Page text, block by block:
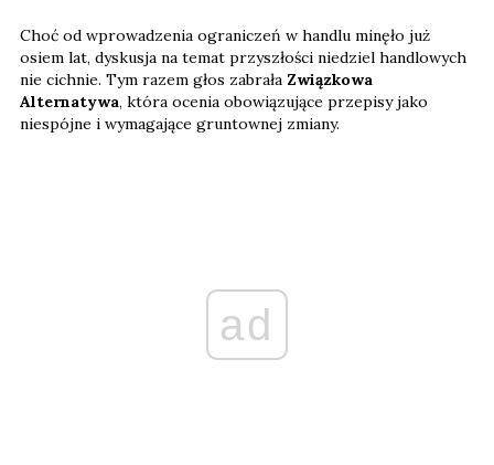
Choć od wprowadzenia ograniczeń w handlu minęło już
osiem lat, dyskusja na temat przyszłości niedziel handlowych
nie cichnie. Tym razem głos zabrała Związkowa
Alternatywa, która ocenia obowiązujące przepisy jako
niespójne i wymagające gruntownej zmiany.
ad